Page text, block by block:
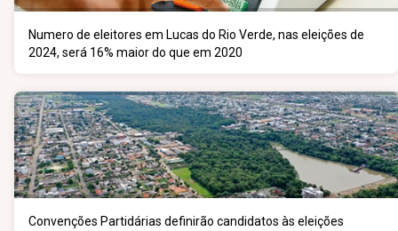
Numero de eleitores em Lucas do Rio Verde, nas eleições de
2024, será 16% maior do que em 2020
Convenções Partidárias definirão candidatos às eleições